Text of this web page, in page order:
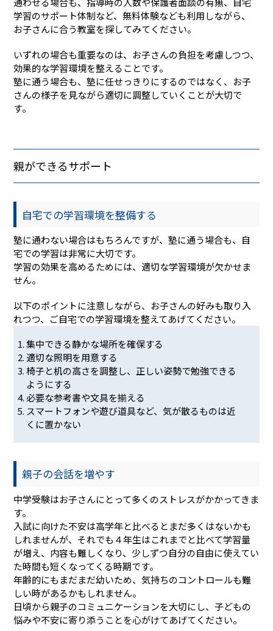
学習のサポート体制など、無料体験なども利用しながら、
お子さんに合う教室を探してみてください。
いずれの場合も重要なのは、お子さんの負担を考慮しつつ、
効果的な学習環境を整えることです。
塾に通う場合も、塾に任せっきりにするのではなく、お子
さんの様子を見ながら適切に調整していくことが大切で
す。
親ができるサポート
自宅での学習環境を整備する
塾に通わない場合はもちろんですが、塾に通う場合も、自
宅での学習は非常に大切です。
学習の効果を高めるためには、適切な学習環境が欠かせま
せん。
以下のポイントに注意しながら、お子さんの好みも取り入
れつつ、ご自宅での学習環境を整えてあげてください。
集中できる静かな場所を確保する
適切な照明を用意する
椅子と机の高さを調整し、正しい姿勢で勉強できる
ようにする
必要な参考書や文具を揃える
スマートフォンや遊び道具など、気が散るものは近
くに置かない
親子の会話を増やす
中学受験はお子さんにとって多くのストレスがかかってきま
す。
入試に向けた不安は高学年と比べるとまだ多くはないかも
しれませんが、それでも４年生はこれまでと比べて学習量
が増え、内容も難しくなり、少しずつ自分の自由に使えてい
た時間も短くなってくる時期です。
年齢的にもまだまだ幼いため、気持ちのコントロールも難
しい時があるかもしれません。
日頃から親子のコミュニケーションを大切にし、子どもの
悩みや不安に寄り添うことを心がけてあげてください。